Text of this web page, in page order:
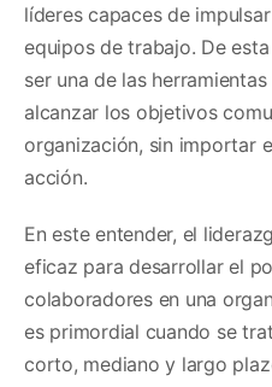
líderes capaces de
equipos de trabajo. De
ser una de las
alcanzar los objetivos
organización, sin importar
acción.
En este entender, el
eficaz para desarrollar el
colaboradores en una
es primordial cuando se
corto, mediano y largo